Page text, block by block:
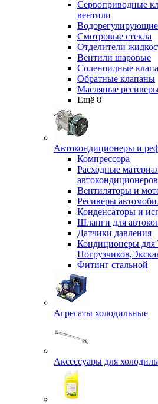
Сервоприводные
вентили
Смотровые стекла
Отделители
Вентили шаровые
Соленоидные
Обратные клапаны
Масляные
Ещё 8
Автокондиционеры и
Компрессора
Расходные
автокондиционеров
Вентиляторы и
Ресиверы
Конденсаторы и
Шланги для
Датчики давления
Кондиционеры для
Фитинг стальной
Агрегаты холодильные
Аксессуары для